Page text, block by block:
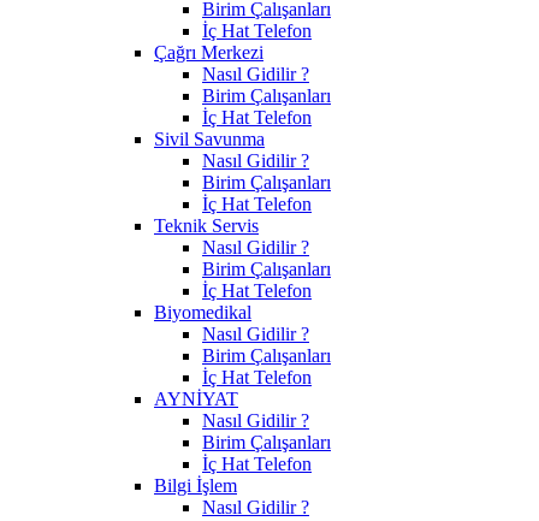
Birim Çalışanları
İç Hat Telefon
Çağrı Merkezi
Nasıl Gidilir ?
Birim Çalışanları
İç Hat Telefon
Sivil Savunma
Nasıl Gidilir ?
Birim Çalışanları
İç Hat Telefon
Teknik Servis
Nasıl Gidilir ?
Birim Çalışanları
İç Hat Telefon
Biyomedikal
Nasıl Gidilir ?
Birim Çalışanları
İç Hat Telefon
AYNİYAT
Nasıl Gidilir ?
Birim Çalışanları
İç Hat Telefon
Bilgi İşlem
Nasıl Gidilir ?